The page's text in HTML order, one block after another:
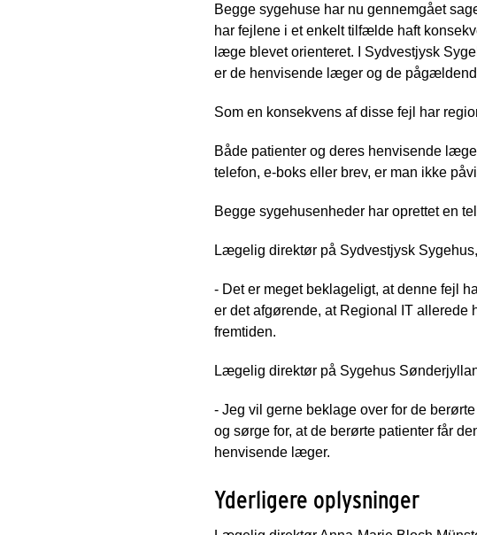
Begge sygehuse har nu gennemgået
har fejlene i et enkelt tilfælde haft
læge blevet orienteret. I Sydvestjysk
er de henvisende læger og de
Som en konsekvens af disse fejl har
Både patienter og deres henvisende
telefon, e-boks eller brev, er man ikke
Begge sygehusenheder har oprettet en
Lægelig direktør på Sydvestjysk
- Det er meget beklageligt, at denne fejl
er det afgørende, at Regional IT
fremtiden.
Lægelig direktør på Sygehus
- Jeg vil gerne beklage over for de
og sørge for, at de berørte patienter får
henvisende læger.
Yderligere oplysninger